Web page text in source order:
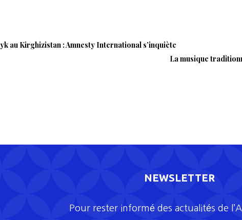
au Kirghizistan : Amnesty International s’inquiète
La musique
NEWSLETTER
Pour rester informé des actualités de